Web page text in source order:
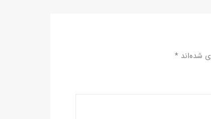
شده‌اند*